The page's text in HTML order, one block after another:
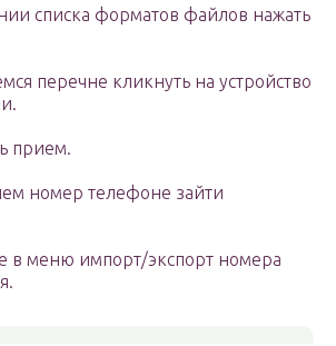
списка форматов файлов нажать
перечне кликнуть на устройство
прием.
номер телефоне зайти
в меню импорт/экспорт номера